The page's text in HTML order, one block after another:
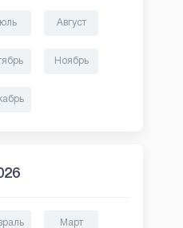
Август
Ноябрь
Март